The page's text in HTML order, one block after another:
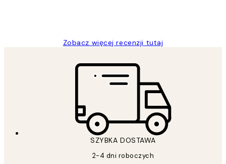
Zobacz więcej recenzji tutaj
SZYBKA DOSTAWA
2-4 dni roboczych